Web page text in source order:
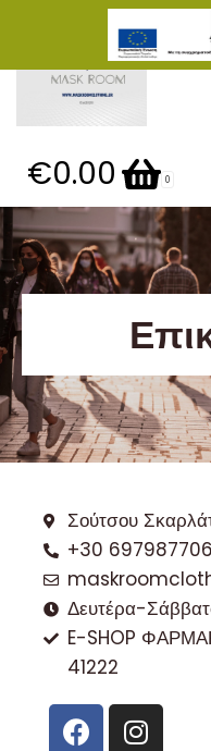
Μεταπηδήστε
περιεχόμενο
€0.00 0
Σούτσου
+30
Δευτέρα-
E-SHOP
41222